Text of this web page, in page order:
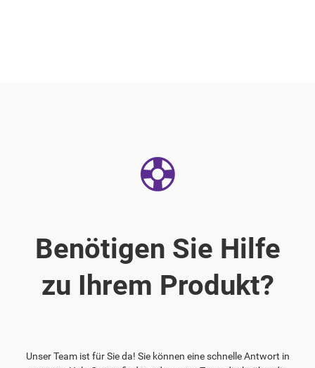
Benötigen Sie Hilfe
zu Ihrem Produkt?
Unser Team ist für Sie da! Sie können eine schnelle Antwort in